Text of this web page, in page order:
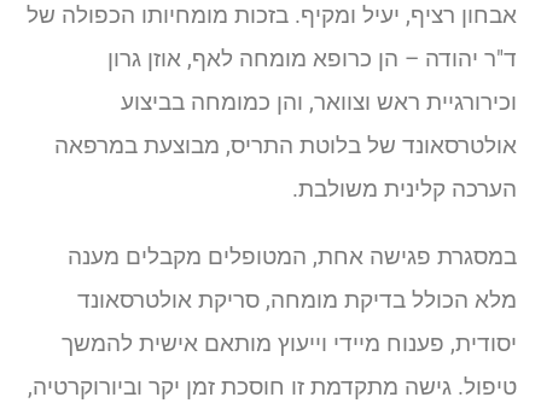
אבחון רציף, יעיל ומקיף. בזכות מומחיותו הכפולה של
ד"ר יהודה – הן כרופא מומחה לאף, אוזן גרון
וכירורגיית ראש וצוואר, והן כמומחה בביצוע
אולטרסאונד של בלוטת התריס, מבוצעת במרפאה
הערכה קלינית משולבת.
במסגרת פגישה אחת, המטופלים מקבלים מענה
מלא הכולל בדיקת מומחה, סריקת אולטרסאונד
יסודית, פענוח מיידי וייעוץ מותאם אישית להמשך
טיפול. גישה מתקדמת זו חוסכת זמן יקר וביורוקרטיה,